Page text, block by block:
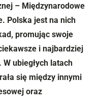
– Międzynarodowe
Polska jest na nich
promując swoje
i najbardziej
ubiegłych latach
się między innymi
oraz